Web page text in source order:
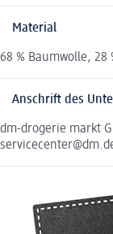
Material
68 % Baumwolle, 28
Anschrift des
dm-drogerie markt